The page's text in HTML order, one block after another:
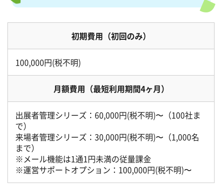
初期費用（初回のみ）
100,000円(税不明)
月額費用（最短利用期間4ヶ月）
出展者管理シリーズ：60,000円(税不明)〜（100社ま
で）
来場者管理シリーズ：30,000円(税不明)〜（1,000名
まで）
※メール機能は1通1円未満の従量課金
※運営サポートオプション：100,000円(税不明)〜